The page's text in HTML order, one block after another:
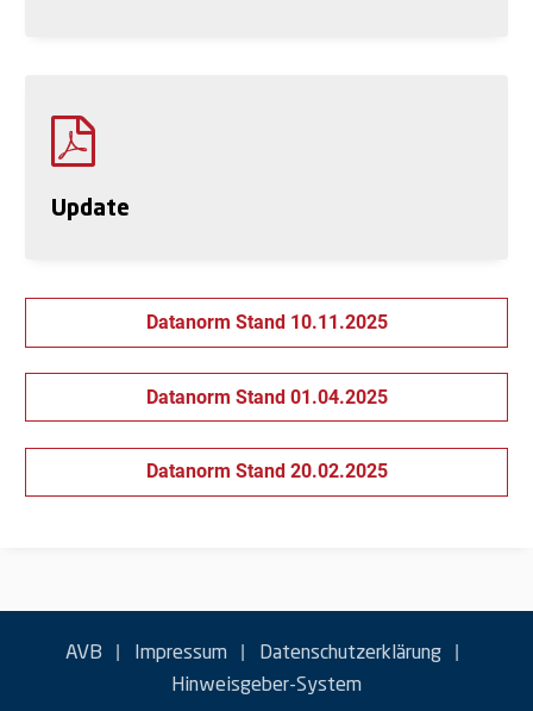
Update
Datanorm Stand 10.11.2025
Datanorm Stand 01.04.2025
Datanorm Stand 20.02.2025
AVB | Impressum | Datenschutzerklärung |
Hinweisgeber-System